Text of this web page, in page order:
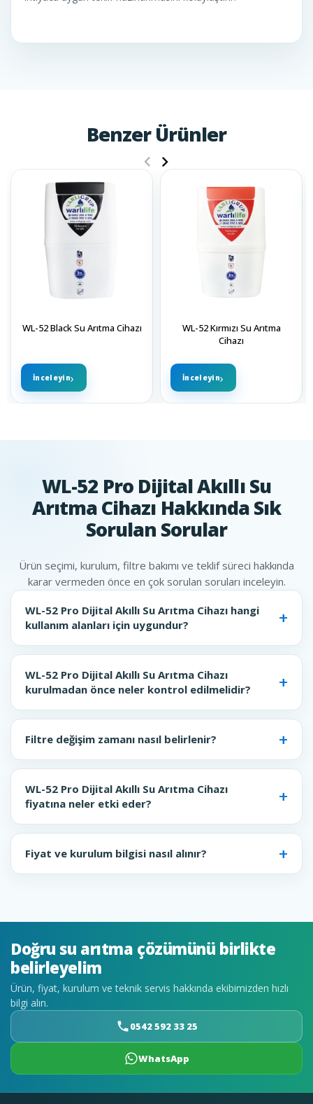
Benzer Ürünler
WL-52 Black Su Arıtma Cihazı
İnceleyin
WL-52 Kırmızı Su Arıtma
Cihazı
İnceleyin
WL-52 Pro Dijital Akıllı Su
Arıtma Cihazı Hakkında Sık
Sorulan Sorular
Ürün seçimi, kurulum, filtre bakımı ve teklif süreci hakkında
karar vermeden önce en çok sorulan soruları inceleyin.
WL-52 Pro Dijital Akıllı Su Arıtma Cihazı hangi
kullanım alanları için uygundur?
WL-52 Pro Dijital Akıllı Su Arıtma Cihazı
kurulmadan önce neler kontrol edilmelidir?
Filtre değişim zamanı nasıl belirlenir?
WL-52 Pro Dijital Akıllı Su Arıtma Cihazı
fiyatına neler etki eder?
Fiyat ve kurulum bilgisi nasıl alınır?
Doğru su arıtma çözümünü birlikte
belirleyelim
Ürün, fiyat, kurulum ve teknik servis hakkında ekibimizden hızlı
bilgi alın.
0542 592 33 25
WhatsApp